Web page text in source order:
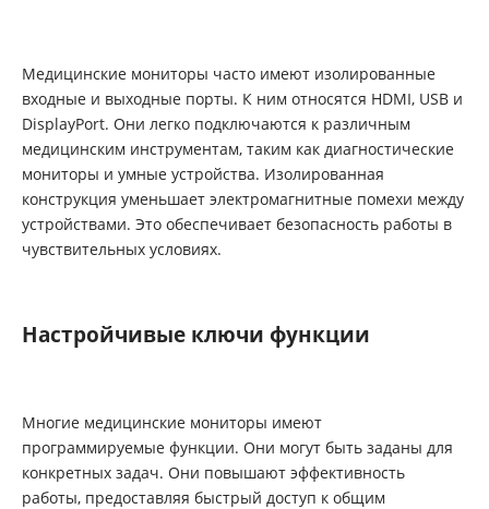
Медицинские мониторы часто имеют изолированные
входные и выходные порты. К ним относятся HDMI, USB и
DisplayPort. Они легко подключаются к различным
медицинским инструментам, таким как диагностические
мониторы и умные устройства. Изолированная
конструкция уменьшает электромагнитные помехи между
устройствами. Это обеспечивает безопасность работы в
чувствительных условиях.
Настройчивые ключи функции
Многие медицинские мониторы имеют
программируемые функции. Они могут быть заданы для
конкретных задач. Они повышают эффективность
работы, предоставляя быстрый доступ к общим